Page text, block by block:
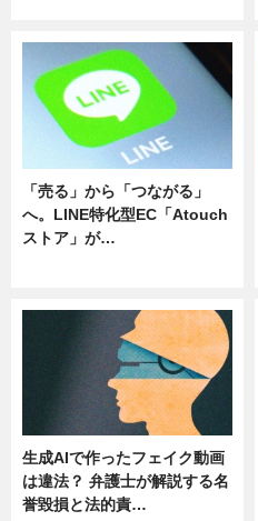
「売る」から「つながる」
へ。LINE特化型EC「Atouch
ストア」が…
生成AIで作ったフェイク動画
は違法？ 弁護士が解説する名
誉毀損と法的責…